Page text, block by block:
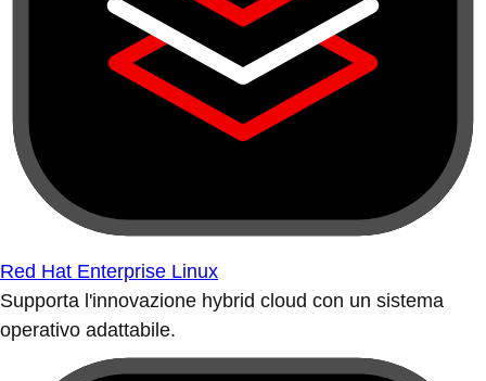
Red Hat Enterprise Linux
Supporta l'innovazione hybrid cloud con un sistema
operativo adattabile.